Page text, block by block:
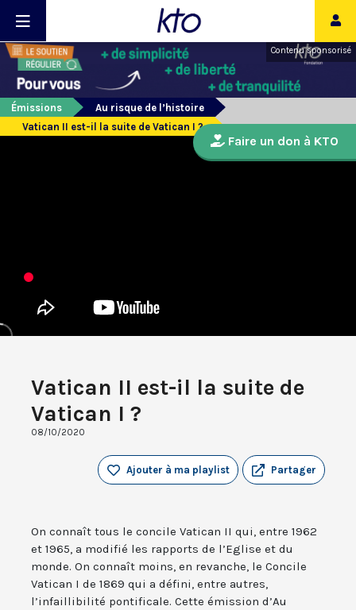
Contenu sponsorisé
Émissions
Au risque de l’histoire
Vatican II est-il la suite de Vatican I ?
Vatican II est-il la suite de
Vatican I ?
08/10/2020
Partager
Ajouter à ma playlist
On connaît tous le concile Vatican II qui, entre 1962
et 1965, a modifié les rapports de l’Eglise et du
monde. On connaît moins, en revanche, le Concile
Vatican I de 1869 qui a défini, entre autres,
l’infaillibilité pontificale. Cette émission d’Au
Faire un don à KTO